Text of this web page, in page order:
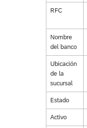
RFC
Nombre
del banco
Ubicación
de la
sucursal
Estado
Activo